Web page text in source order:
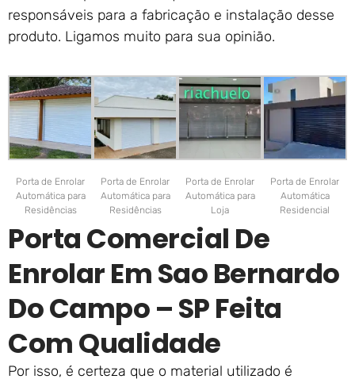
responsáveis para a fabricação e instalação desse
produto. Ligamos muito para sua opinião.
Porta de Enrolar
Automática para
Residências
Porta de Enrolar
Automática para
Residências
Porta de Enrolar
Automática para
Loja
Porta de Enrolar
Automática
Residencial
Porta Comercial De
Enrolar Em Sao Bernardo
Do Campo – SP Feita
Com Qualidade
Por isso, é certeza que o material utilizado é